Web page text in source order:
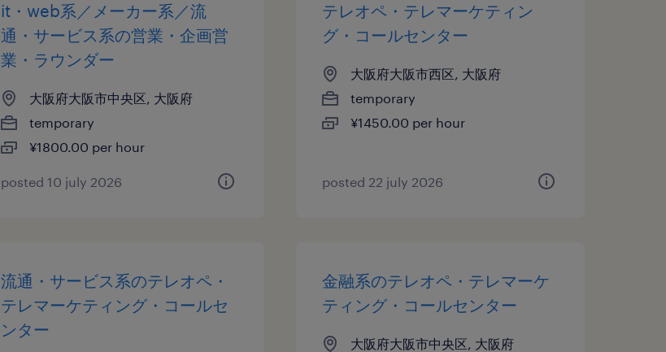
it・web系／メーカー系／流
通・サービス系の営業・企画営
業・ラウンダー
大阪府大阪市中央区, 大阪府
temporary
¥1800.00 per hour
posted 10 july 2026
テレオペ・テレマーケティン
グ・コールセンター
大阪府大阪市西区, 大阪府
temporary
¥1450.00 per hour
posted 22 july 2026
流通・サービス系のテレオペ・
テレマーケティング・コールセ
ンター
金融系のテレオペ・テレマーケ
ティング・コールセンター
大阪府大阪市中央区, 大阪府